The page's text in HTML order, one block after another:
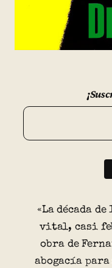
«La década de
vital, casi
obra de
abogacía